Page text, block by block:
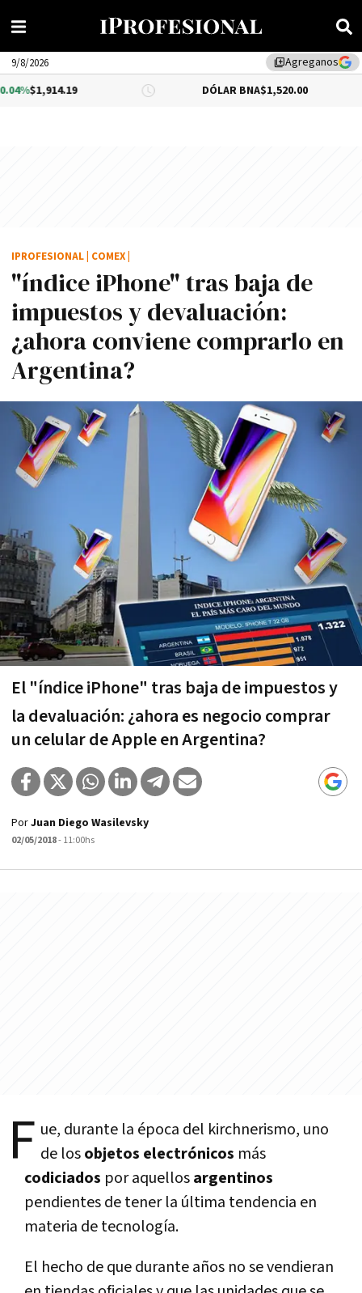
library_addAgreganos
9/8/2026
DÓLAR BNA $1,520.00
"índice iPhone" tras baja de
impuestos y devaluación:
¿ahora conviene comprarlo en
Argentina?
El "índice iPhone" tras baja de impuestos y
la devaluación: ¿ahora es negocio comprar
un celular de Apple en Argentina?
IPROFESIONAL COMEX
PorJuan Diego Wasilevsky
02/05/2018- 11:00hs
F ue, durante la época del kirchnerismo, uno
de losobjetos electrónicos más
codiciados por aquellosargentinos
pendientes de tener la última tendencia en
materia de tecnologí­a.
El hecho de que durante años no se vendieran